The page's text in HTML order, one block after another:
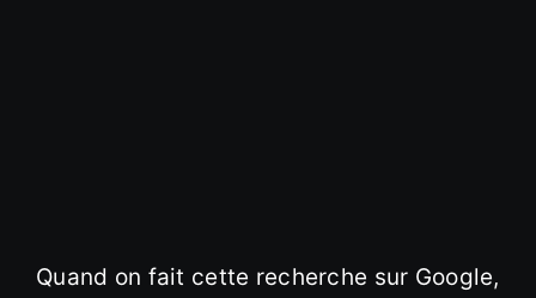
Quand on fait cette recherche sur Google,